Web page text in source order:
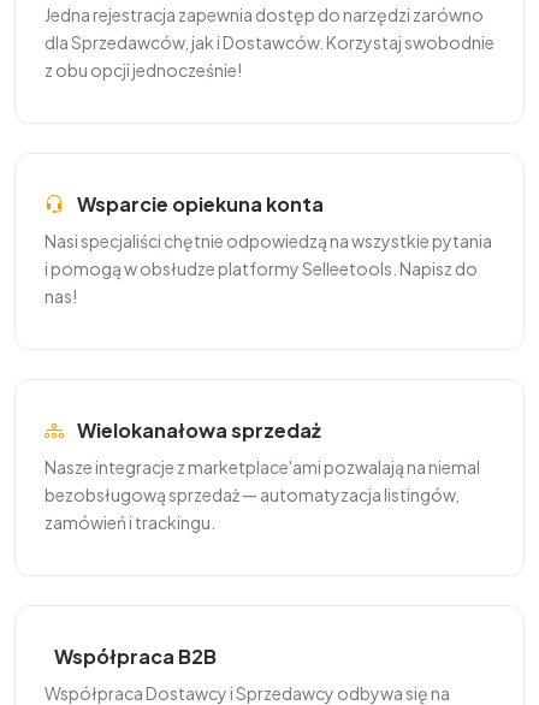
Jedna rejestracja zapewnia dostęp do narzędzi zarówno
dla Sprzedawców, jak i Dostawców. Korzystaj swobodnie
z obu opcji jednocześnie!
Wsparcie opiekuna konta
Nasi specjaliści chętnie odpowiedzą na wszystkie pytania
i pomogą w obsłudze platformy Selleetools. Napisz do
nas!
Wielokanałowa sprzedaż
Nasze integracje z marketplace'ami pozwalają na niemal
bezobsługową sprzedaż — automatyzacja listingów,
zamówień i trackingu.
Współpraca B2B
Współpraca Dostawcy i Sprzedawcy odbywa się na